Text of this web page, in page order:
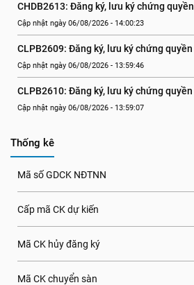
CHDB2613: Đăng ký, lưu ký chứng quyền
Cập nhật ngày 06/08/2026 - 14:00:23
CLPB2609: Đăng ký, lưu ký chứng quyền
Cập nhật ngày 06/08/2026 - 13:59:46
CLPB2610: Đăng ký, lưu ký chứng quyền
Cập nhật ngày 06/08/2026 - 13:59:07
Thống kê
Mã số GDCK NĐTNN
Cấp mã CK dự kiến
Mã CK hủy đăng ký
Mã CK chuyển sàn